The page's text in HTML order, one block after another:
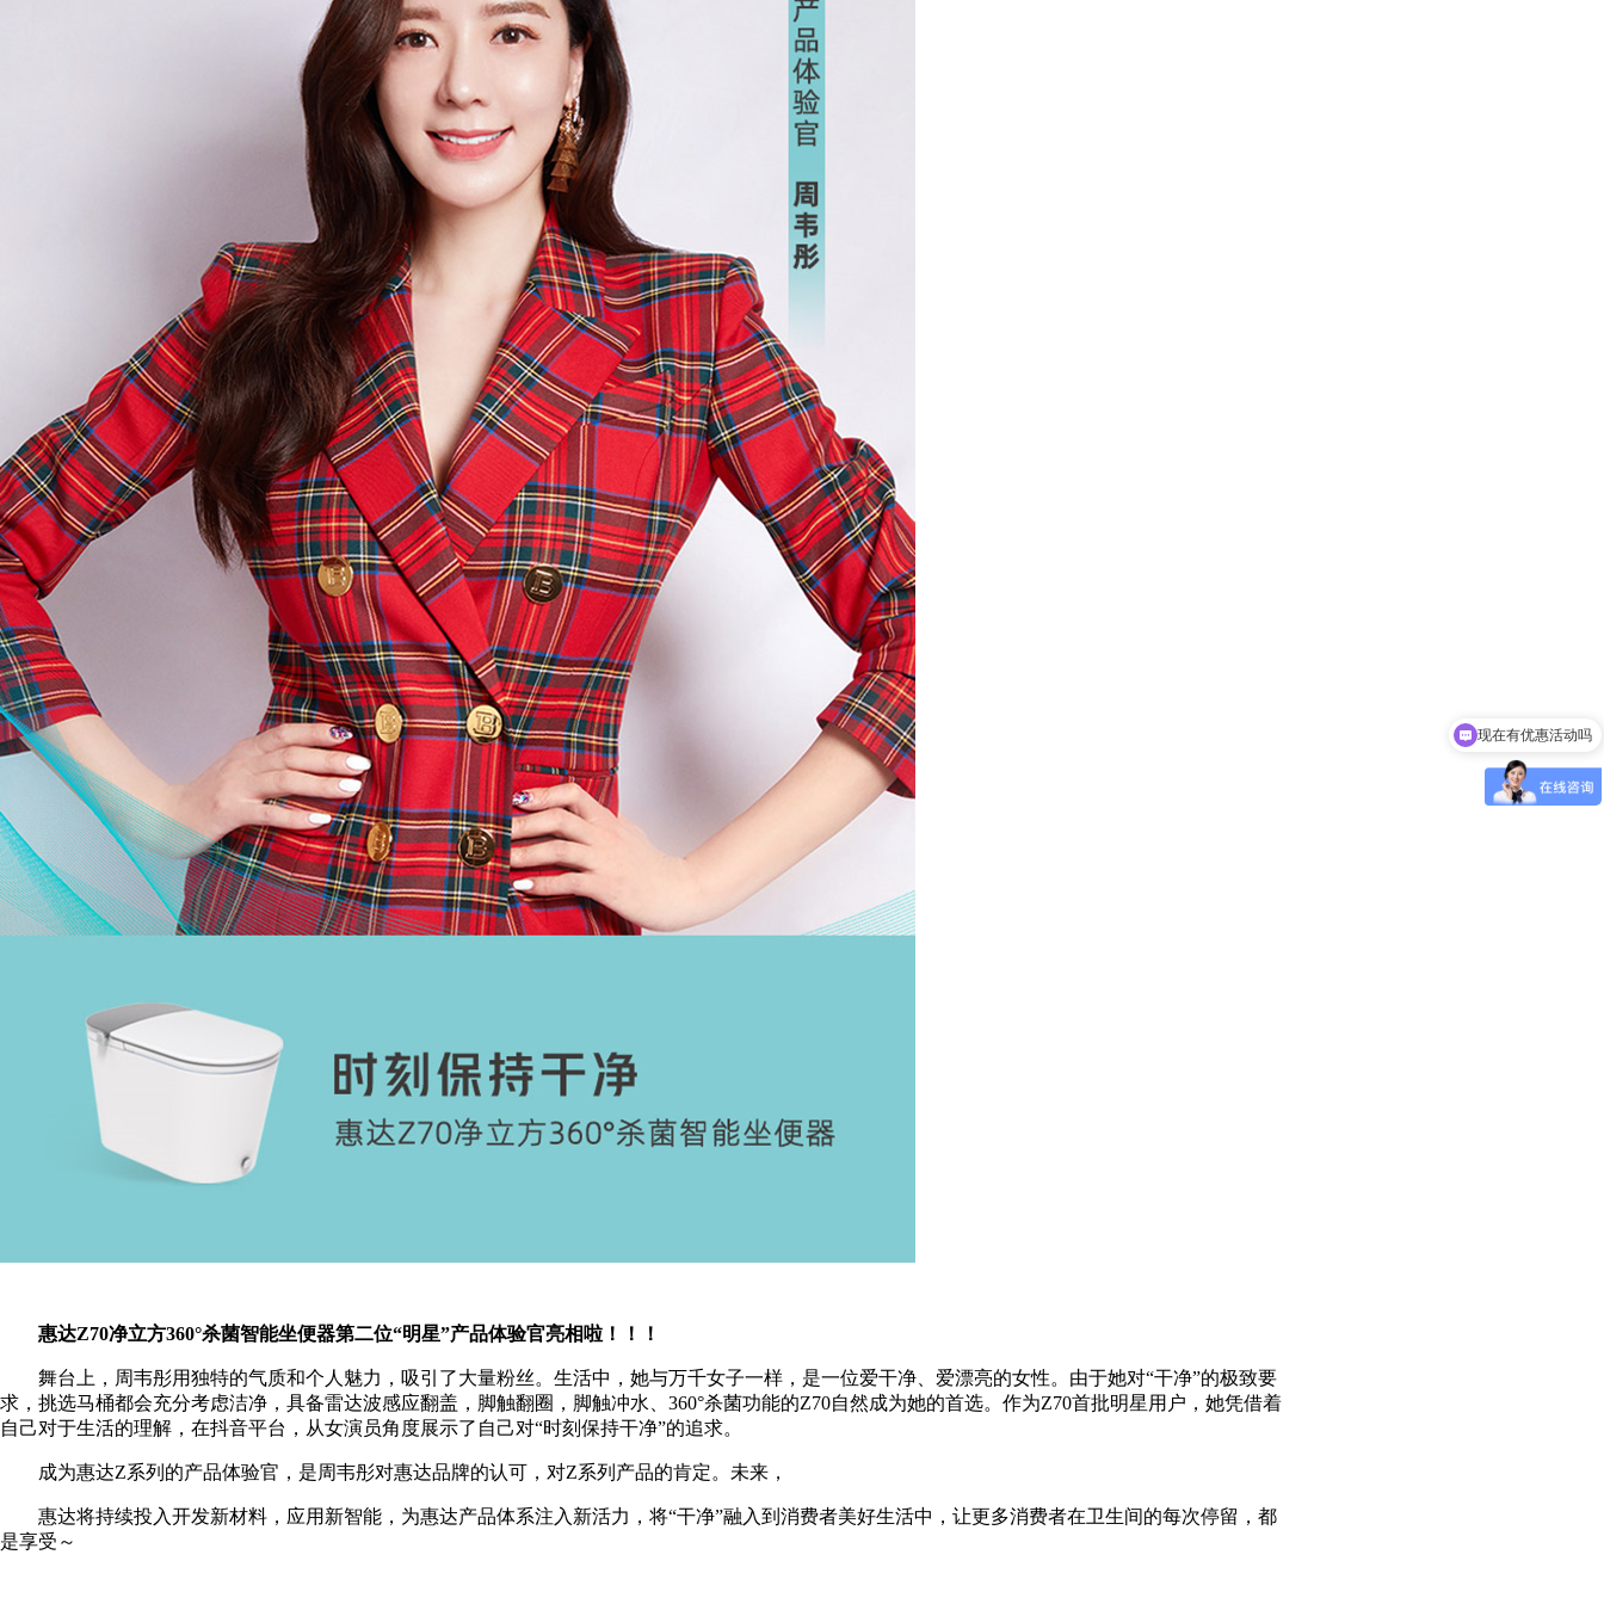
惠达Z70净立方360°杀菌智能坐便器第二位“明星”产品体验官亮相啦！！！
舞台上，周韦彤用独特的气质和个人魅力，吸引了大量粉丝。生活中，她与万千女子一样，是一位爱干净、爱漂亮的女性。由于她对“干净”的极致要
求，挑选马桶都会充分考虑洁净，具备雷达波感应翻盖，脚触翻圈，脚触冲水、360°杀菌功能的Z70自然成为她的首选。作为Z70首批明星用户，她凭借着
自己对于生活的理解，在抖音平台，从女演员角度展示了自己对“时刻保持干净”的追求。
成为惠达Z系列的产品体验官，是周韦彤对惠达品牌的认可，对Z系列产品的肯定。未来，
惠达将持续投入开发新材料，应用新智能，为惠达产品体系注入新活力，将“干净”融入到消费者美好生活中，让更多消费者在卫生间的每次停留，都
是享受～
可以介绍下你们的产品么